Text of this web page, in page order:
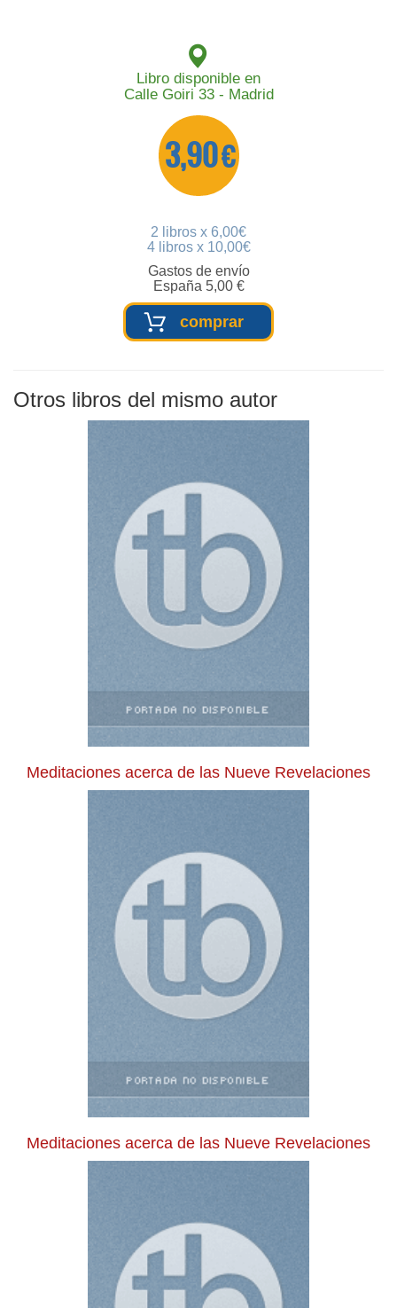
Libro disponible en
Calle Goiri 33 - Madrid
3,90 €
2 libros x 6,00€
4 libros x 10,00€
Gastos de envío
España 5,00 €
comprar
Otros libros del mismo autor
Meditaciones acerca de las Nueve Revelaciones
Meditaciones acerca de las Nueve Revelaciones